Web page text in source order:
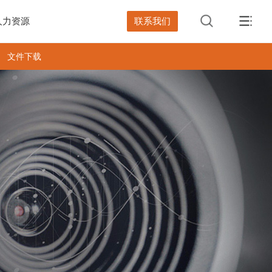
力资源 联系我们
文件下载